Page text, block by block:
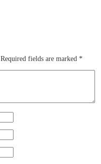
Required fields are marked *